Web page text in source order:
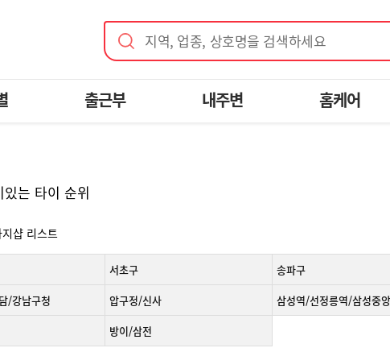
지역, 업종, 상호명을 검색하세요
출근부 내주변 홈케어
는 타이 순위
샵 리스트
서초구 송파구
/강남구청 압구정/신사 삼성역/선정릉역/삼성중
방이/삼전